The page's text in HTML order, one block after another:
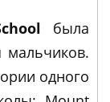
была
мальчиков.
одного